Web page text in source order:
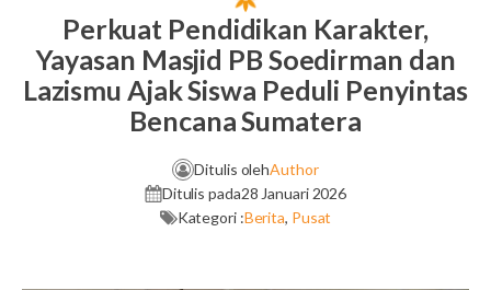
Perkuat Pendidikan Karakter,
Yayasan Masjid PB Soedirman dan
Lazismu Ajak Siswa Peduli Penyintas
Bencana Sumatera
Ditulis olehAuthor
Ditulis pada28 Januari 2026
Kategori :Berita, Pusat